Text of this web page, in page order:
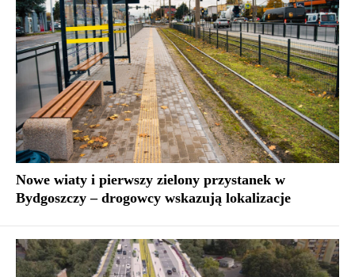
Nowe wiaty i pierwszy zielony przystanek w
Bydgoszczy – drogowcy wskazują lokalizacje